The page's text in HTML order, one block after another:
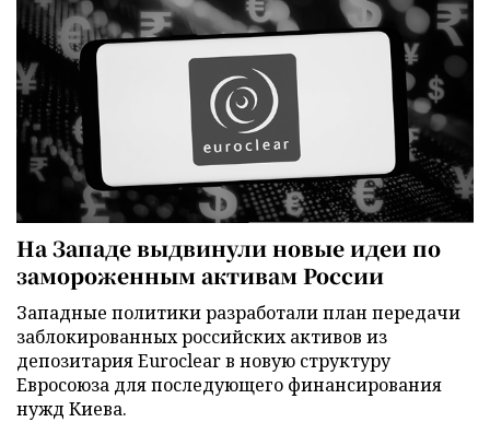
На Западе выдвинули новые идеи по
замороженным активам России
Западные политики разработали план передачи
заблокированных российских активов из
депозитария Euroclear в новую структуру
Евросоюза для последующего финансирования
нужд Киева.